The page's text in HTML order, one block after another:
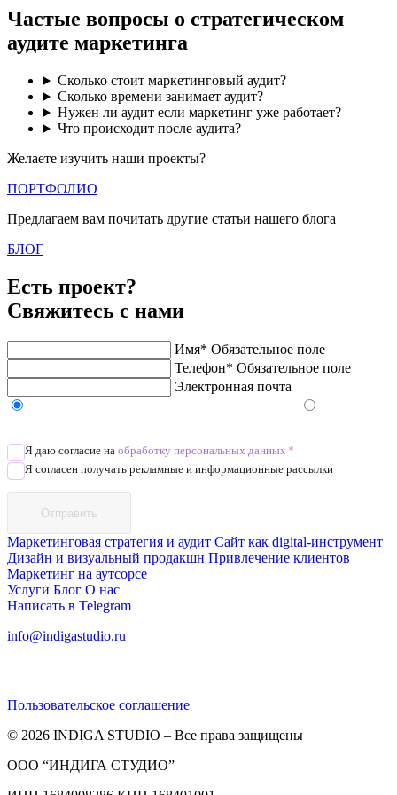
Частые вопросы о стратегическом
аудите маркетинга
Сколько стоит маркетинговый аудит?
Сколько времени занимает аудит?
Нужен ли аудит если маркетинг уже работает?
Что происходит после аудита?
Желаете изучить наши проекты?
ПОРТФОЛИО
Предлагаем вам почитать другие статьи нашего блога
БЛОГ
Есть проект?
Свяжитесь с нами
Имя* Обязательное поле
Телефон* Обязательное поле
Электронная почта
Я даю согласие на обработку персональных данных *
Я согласен получать рекламные и информационные рассылки
Отправить
Маркетинговая стратегия и аудит Сайт как digital-инструмент
Дизайн и визуальный продакшн Привлечение клиентов
Маркетинг на аутсорсе
Услуги Блог О нас
Написать в Telegram
info@indigastudio.ru
Пользовательское соглашение
© 2026 INDIGA STUDIO – Все права защищены
ООО “ИНДИГА СТУДИО”